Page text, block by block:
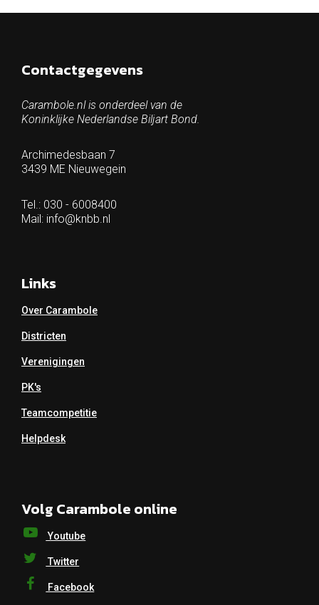
Contactgegevens
Carambole.nl is onderdeel van de
Koninklijke Nederlandse Biljart Bond.
Archimedesbaan 7
3439 ME Nieuwegein
Tel.: 030 - 6008400
Mail: info@knbb.nl
Links
Over Carambole
Districten
Verenigingen
PK's
Teamcompetitie
Helpdesk
Volg Carambole online
Youtube
Twitter
Facebook